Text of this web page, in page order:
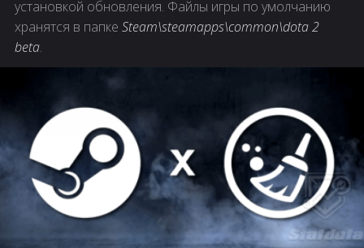
установкой обновления. Файлы игры по умолчанию
хранятся в папке Steam\steamapps\common\dota 2
beta.